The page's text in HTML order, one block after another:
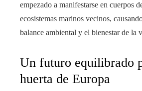
empezado a manifestarse en cuerpos
ecosistemas marinos vecinos,
balance ambiental y el bienestar de la
Un futuro equilibrado
huerta de Europa